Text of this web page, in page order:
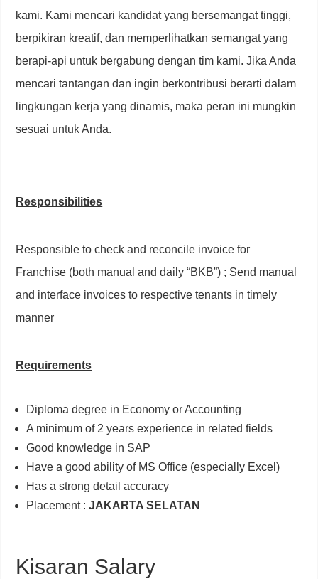
kami. Kami mencari kandidat yang bersemangat tinggi,
berpikiran kreatif, dan memperlihatkan semangat yang
berapi-api untuk bergabung dengan tim kami. Jika Anda
mencari tantangan dan ingin berkontribusi berarti dalam
lingkungan kerja yang dinamis, maka peran ini mungkin
sesuai untuk Anda.
Responsibilities
Responsible to check and reconcile invoice for
Franchise (both manual and daily “BKB”) ; Send manual
and interface invoices to respective tenants in timely
manner
Requirements
Diploma degree in Economy or Accounting
A minimum of 2 years experience in related fields
Good knowledge in SAP
Have a good ability of MS Office (especially Excel)
Has a strong detail accuracy
Placement :JAKARTA SELATAN
Kisaran Salary